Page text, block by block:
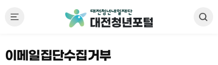
이메일집단수집거부